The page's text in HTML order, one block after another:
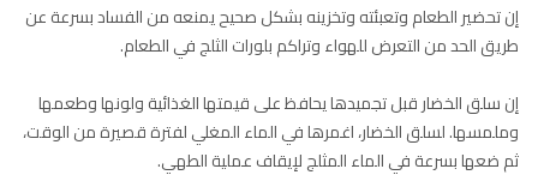
إن تحضير الطعام وتعبئته وتخزينه بشكل صحيح يمنعه من الفساد بسرعة عن
طريق الحد من التعرض للهواء وتراكم بلورات الثلج في الطعام.
إن سلق الخضار قبل تجميدها يحافظ على قيمتها الغذائية ولونها وطعمها
وملمسها. لسلق الخضار، اغمرها في الماء المغلي لفترة قصيرة من الوقت،
ثم ضعها بسرعة في الماء المثلج لإيقاف عملية الطهي.